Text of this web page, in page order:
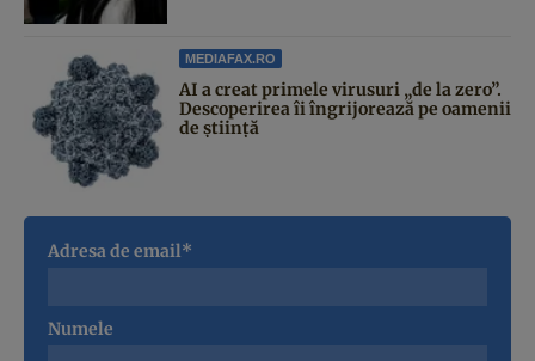
MEDIAFAX.RO
AI a creat primele virusuri „de la zero”.
Descoperirea îi îngrijorează pe oamenii
de știință
Adresa de email*
Numele